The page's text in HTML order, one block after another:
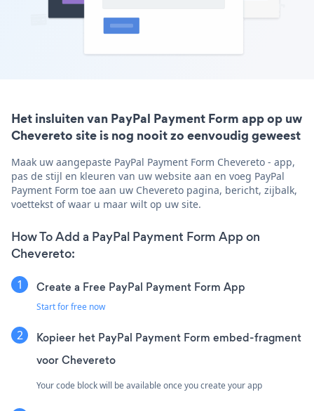
Het insluiten van PayPal Payment Form app op uw
Chevereto site is nog nooit zo eenvoudig geweest
Maak uw aangepaste PayPal Payment Form Chevereto - app,
pas de stijl en kleuren van uw website aan en voeg PayPal
Payment Form toe aan uw Chevereto pagina, bericht, zijbalk,
voettekst of waar u maar wilt op uw site.
How To Add a PayPal Payment Form App on
Chevereto:
Create a Free PayPal Payment Form App
Start for free now
Kopieer het PayPal Payment Form embed-fragment
voor Chevereto
Your code block will be available once you create your app